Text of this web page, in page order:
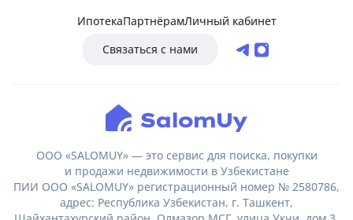
ИпотекаПартнёрамЛичный кабинет
Связаться с нами
ООО «SALOMUY» — это сервис для поиска, покупки
и продажи недвижимости в Узбекистане
ПИИ ООО «SALOMUY» регистрационный номер № 2580786,
адрес: Республика Узбекистан, г. Ташкент,